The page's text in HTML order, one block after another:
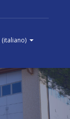
(italiano)